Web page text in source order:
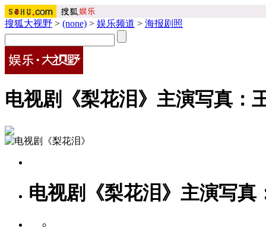
搜狐大视野 > (none) > 娱乐频道 > 海报剧照
电视剧《梨花泪》主演写真：
电视剧《梨花泪》主演写真